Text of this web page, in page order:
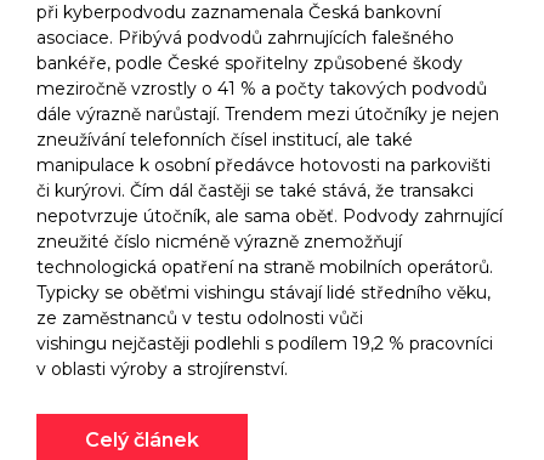
při kyberpodvodu zaznamenala Česká bankovní
asociace. Přibývá podvodů zahrnujících falešného
bankéře, podle České spořitelny způsobené škody
meziročně vzrostly o 41 % a počty takových podvodů
dále výrazně narůstají. Trendem mezi útočníky je nejen
zneužívání telefonních čísel institucí, ale také
manipulace k osobní předávce hotovosti na parkovišti
či kurýrovi. Čím dál častěji se také stává, že transakci
nepotvrzuje útočník, ale sama oběť. Podvody zahrnující
zneužité číslo nicméně výrazně znemožňují
technologická opatření na straně mobilních operátorů.
Typicky se oběťmi vishingu stávají lidé středního věku,
ze zaměstnanců v testu odolnosti vůči
vishingu nejčastěji podlehli s podílem 19,2 % pracovníci
v oblasti výroby a strojírenství.
Celý článek